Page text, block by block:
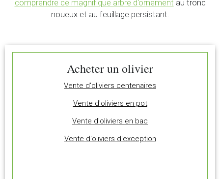
comprendre ce magnifique arbre d'ornement au tronc
noueux et au feuillage persistant.
Acheter un olivier
Vente d'oliviers centenaires
Vente d'oliviers en pot
Vente d'oliviers en bac
Vente d'oliviers d'exception